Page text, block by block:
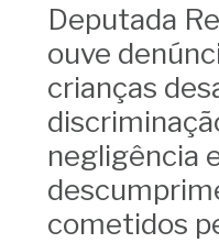
Deputada
ouve
crianças
negligência
cometidos